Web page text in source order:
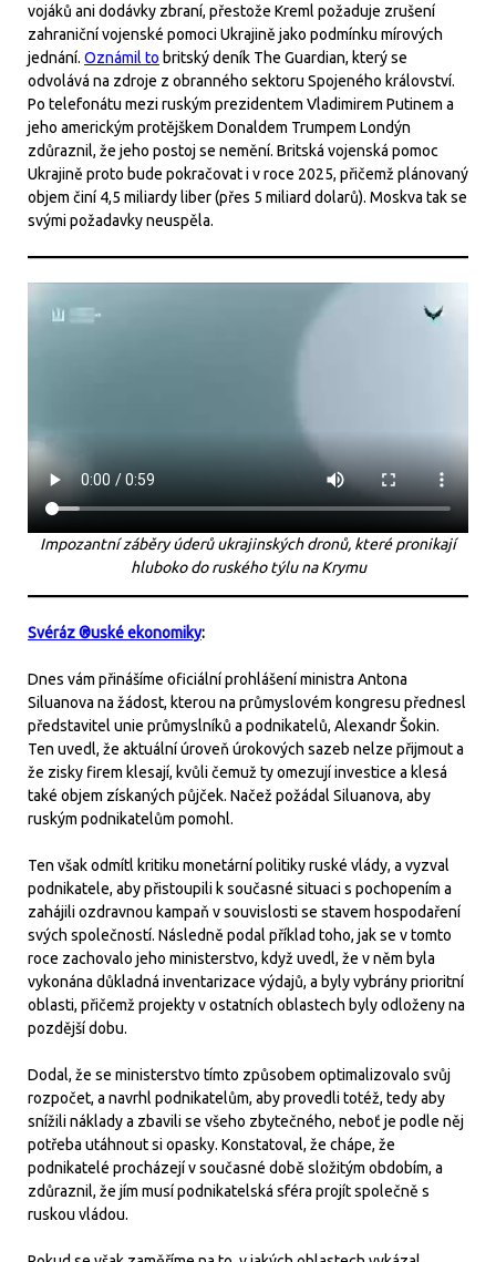
vojáků ani dodávky zbraní, přestože Kreml požaduje zrušení
zahraniční vojenské pomoci Ukrajině jako podmínku mírových
jednání. Oznámil to britský deník The Guardian, který se
odvolává na zdroje z obranného sektoru Spojeného království.
Po telefonátu mezi ruským prezidentem Vladimirem Putinem a
jeho americkým protějškem Donaldem Trumpem Londýn
zdůraznil, že jeho postoj se nemění. Britská vojenská pomoc
Ukrajině proto bude pokračovat i v roce 2025, přičemž plánovaný
objem činí 4,5 miliardy liber (přes 5 miliard dolarů). Moskva tak se
svými požadavky neuspěla.
Impozantní záběry úderů ukrajinských dronů, které pronikají
hluboko do ruského týlu na Krymu
Svéráz ®uské ekonomiky:
Dnes vám přinášíme oficiální prohlášení ministra Antona
Siluanova na žádost, kterou na průmyslovém kongresu přednesl
představitel unie průmyslníků a podnikatelů, Alexandr Šokin.
Ten uvedl, že aktuální úroveň úrokových sazeb nelze přijmout a
že zisky firem klesají, kvůli čemuž ty omezují investice a klesá
také objem získaných půjček. Načež požádal Siluanova, aby
ruským podnikatelům pomohl.
Ten však odmítl kritiku monetární politiky ruské vlády, a vyzval
podnikatele, aby přistoupili k současné situaci s pochopením a
zahájili ozdravnou kampaň v souvislosti se stavem hospodaření
svých společností. Následně podal příklad toho, jak se v tomto
roce zachovalo jeho ministerstvo, když uvedl, že v něm byla
vykonána důkladná inventarizace výdajů, a byly vybrány prioritní
oblasti, přičemž projekty v ostatních oblastech byly odloženy na
pozdější dobu.
Dodal, že se ministerstvo tímto způsobem optimalizovalo svůj
rozpočet, a navrhl podnikatelům, aby provedli totéž, tedy aby
snížili náklady a zbavili se všeho zbytečného, neboť je podle něj
potřeba utáhnout si opasky. Konstatoval, že chápe, že
podnikatelé procházejí v současné době složitým obdobím, a
zdůraznil, že jím musí podnikatelská sféra projít společně s
ruskou vládou.